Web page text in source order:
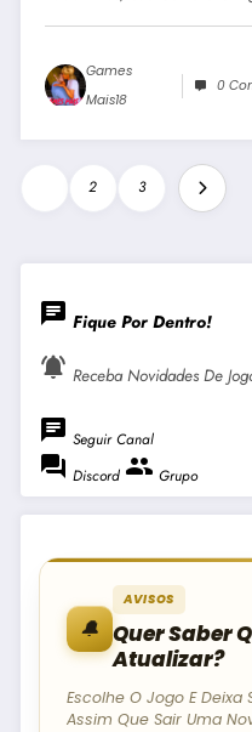
Games
Mais18
0
Paginação
Posts
2 3
chat Fique Por Dentro!
notifications_active Receba Novidades De
chat Seguir Canal
forum Discord group Grupo
🔔
AVISOS
Quer Saber
Atualizar?
Escolhe O Jogo E Deixa
Assim Que Sair Uma